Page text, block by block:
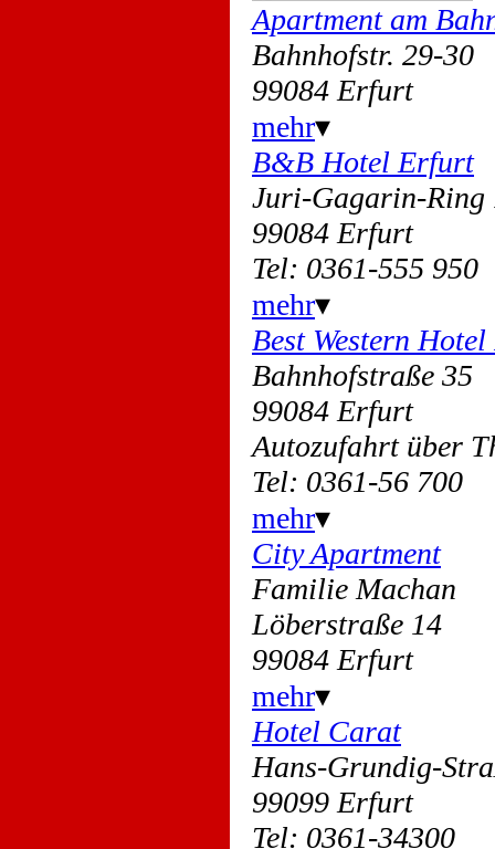
Apartment am
Bahnhofstr. 29-30
99084 Erfurt
mehr▾
B&B Hotel Erfurt
Juri-Gagarin-
99084 Erfurt
Tel: 0361-555 950
mehr▾
Best Western
Bahnhofstraße 35
99084 Erfurt
Autozufahrt über
Tel: 0361-56 700
mehr▾
City Apartment
Familie Machan
Löberstraße 14
99084 Erfurt
mehr▾
Hotel Carat
Hans-Grundig-
99099 Erfurt
Tel: 0361-34300